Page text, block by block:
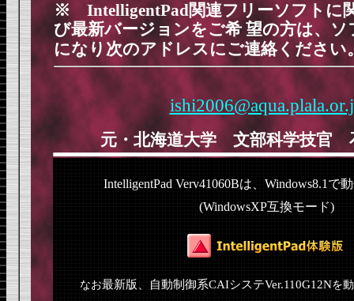
※ IntelligentPad関連フリーソフトに
び最新バージョンをご希 望の方は、ソ
になり次のアドレスにご連絡ください
元・北海道大学 文部科学技官
IntelligentPad Verv41060Bは、Windows8.1で
(WindowsXP互換モード)
なお最新版、自動制御系CAIシステVer.110G12Nを